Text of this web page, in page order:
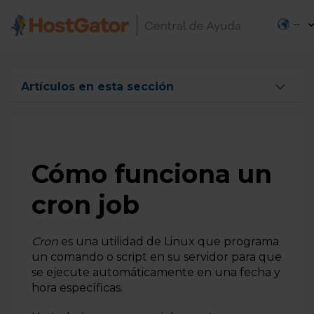
--
Artículos en esta sección
Cómo funciona un
cron job
Cron es una utilidad de Linux que programa
un comando o script en su servidor para que
se ejecute automáticamente en una fecha y
hora específicas.